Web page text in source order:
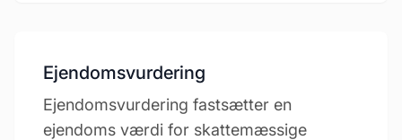
Ejendomsvurdering
Ejendomsvurdering fastsætter en
ejendoms værdi for skattemæssige